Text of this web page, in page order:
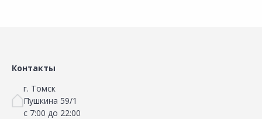
Контакты
г. Томск
Пушкина 59/1
с 7:00 до 22:00